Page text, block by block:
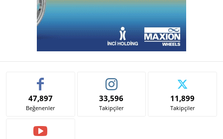
47,897
Beğenenler
33,596
Takipçiler
11,899
Takipçiler